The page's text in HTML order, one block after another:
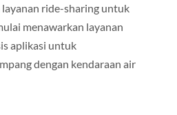
layanan ride-sharing untuk
menawarkan layanan
aplikasi untuk
dengan kendaraan air